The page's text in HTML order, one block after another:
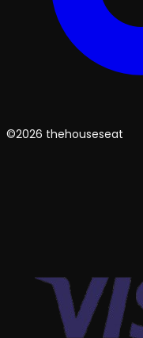
©2026 thehouseseat